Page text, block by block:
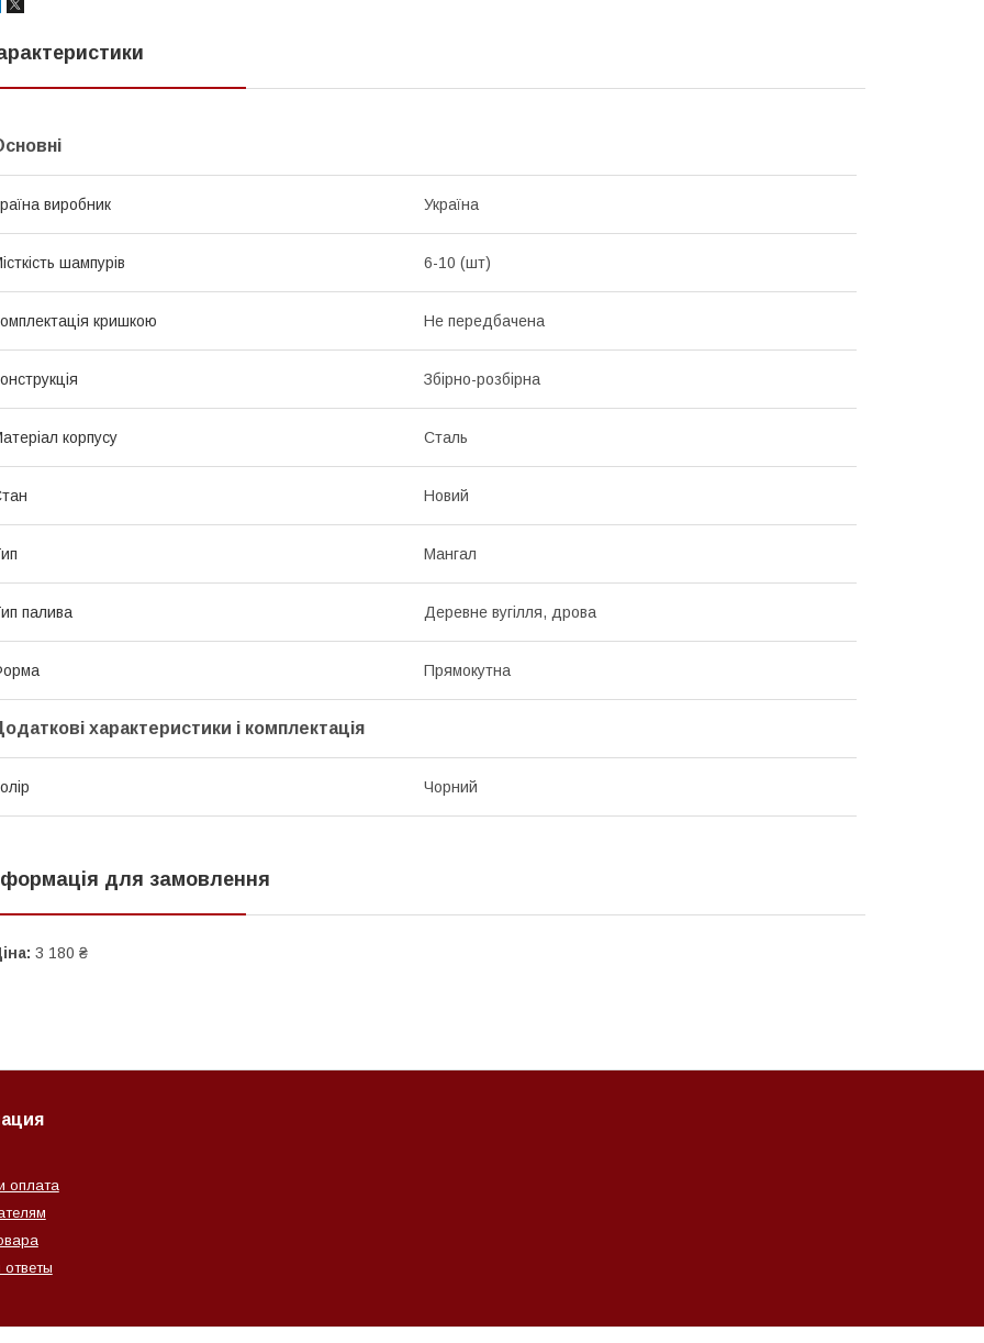
виробник Україна
шампурів 6-10 (шт)
кришкою Не передбачена
Збірно-розбірна
корпусу Сталь
Новий
Мангал
палива Деревне вугілля, дрова
Прямокутна
характеристики і комплектація
Чорний
для замовлення
3 180 ₴
оплата